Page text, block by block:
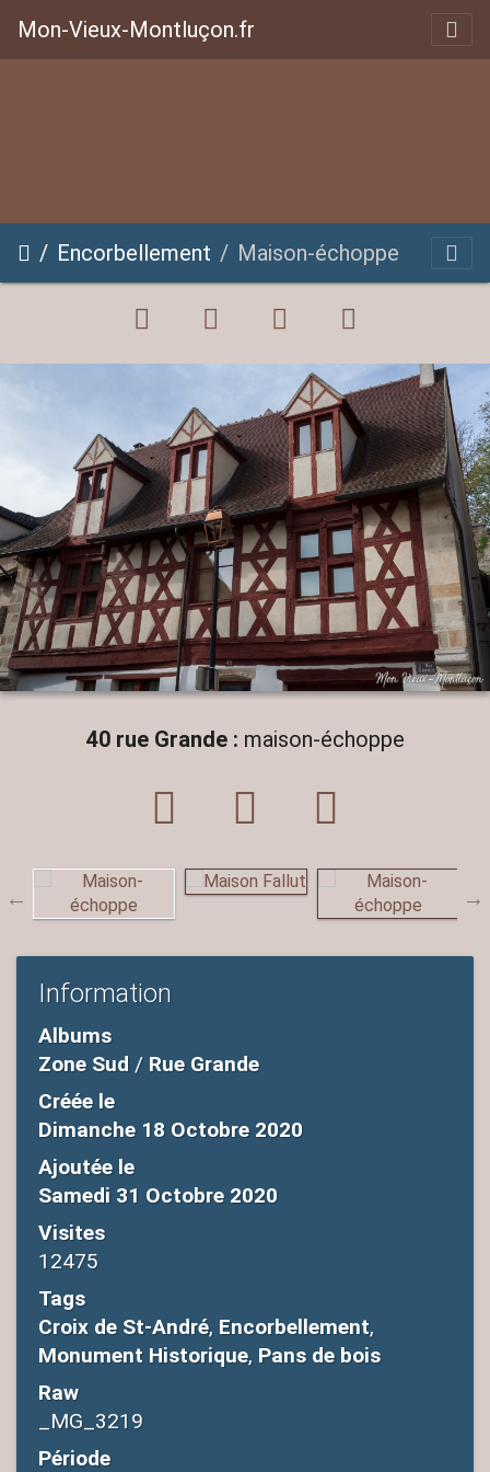
Mon-Vieux-Montluçon.fr
Encorbellement Maison-échoppe
40 rue Grande : maison-échoppe
Information
Albums
Zone Sud / Rue Grande
Créée le
Dimanche 18 Octobre 2020
Ajoutée le
Samedi 31 Octobre 2020
Visites
12475
Tags
Croix de St-André, Encorbellement,
Monument Historique, Pans de bois
Raw
_MG_3219
Période